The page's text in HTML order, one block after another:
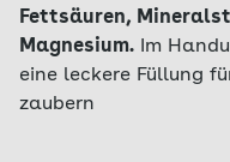
Fettsäuren,
Magnesium. Im
eine leckere Füllung
zaubern